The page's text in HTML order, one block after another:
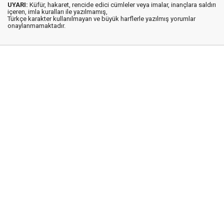
UYARI: Küfür, hakaret, rencide edici cümleler veya imalar, inançlara saldırı
içeren, imla kuralları ile yazılmamış,
Türkçe karakter kullanılmayan ve büyük harflerle yazılmış yorumlar
onaylanmamaktadır.